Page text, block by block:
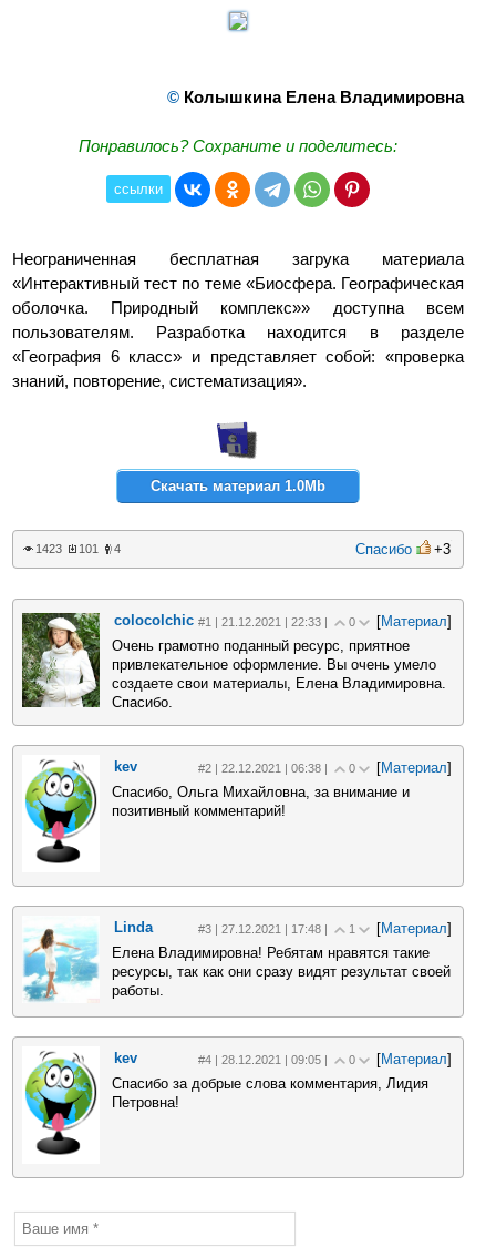
© Колышкина Елена Владимировна
Понравилось? Сохраните и поделитесь:
ссылки
Неограниченная бесплатная загрука материала
«Интерактивный тест по теме «Биосфера. Географическая
оболочка. Природный комплекс»» доступна всем
пользователям. Разработка находится в разделе
«География 6 класс» и представляет собой: «проверка
знаний, повторение, систематизация».
Скачать материал 1.0Mb
1423 101 4 Спасибо +3
colocolchic #1 | 21.12.2021 | 22:33 | 0 [Материал]
Очень грамотно поданный ресурс, приятное
привлекательное оформление. Вы очень умело
создаете свои материалы, Елена Владимировна.
Спасибо.
kev #2 | 22.12.2021 | 06:38 | 0 [Материал]
Спасибо, Ольга Михайловна, за внимание и
позитивный комментарий!
Linda #3 | 27.12.2021 | 17:48 | 1 [Материал]
Елена Владимировна! Ребятам нравятся такие
ресурсы, так как они сразу видят результат своей
работы.
kev #4 | 28.12.2021 | 09:05 | 0 [Материал]
Спасибо за добрые слова комментария, Лидия
Петровна!